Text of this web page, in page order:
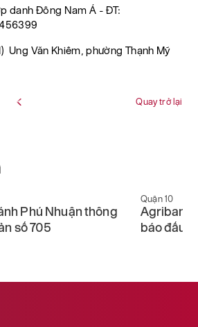
danh Đông Nam Á - ĐT:
Ung Văn Khiêm, phường Thạnh Mỹ
Quay trở lại
Phú Nhuận thông
số 705
Quận 10
Agribank
báo đấu